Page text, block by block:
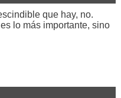
que hay, no.
lo más importante, sino